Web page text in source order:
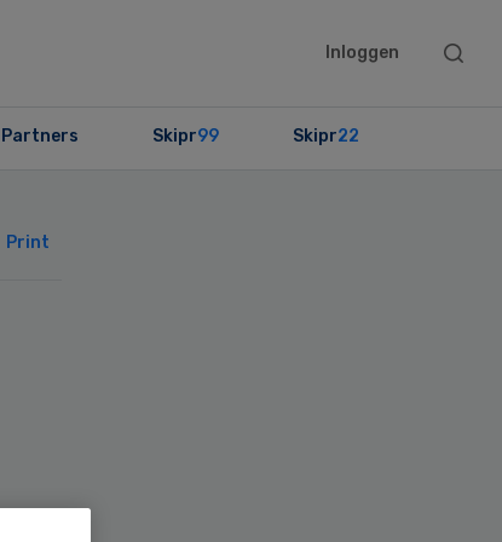
Inloggen
Search
Partners Skipr99 Skipr22
Print